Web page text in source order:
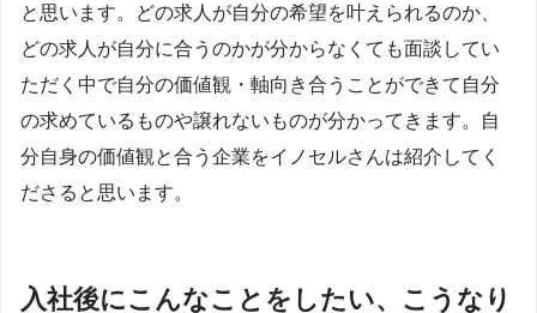
と思います。どの求人が自分の希望を叶えられるのか、
どの求人が自分に合うのかが分からなくても面談してい
ただく中で自分の価値観・軸向き合うことができて自分
の求めているものや譲れないものが分かってきます。自
分自身の価値観と合う企業をイノセルさんは紹介してく
ださると思います。
入社後にこんなことをしたい、こうなり